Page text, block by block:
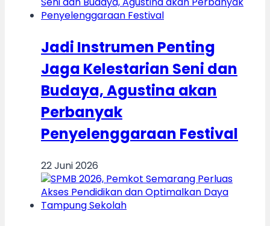
Jadi Instrumen Penting
Jaga Kelestarian Seni dan
Budaya, Agustina akan
Perbanyak
Penyelenggaraan Festival
22 Juni 2026